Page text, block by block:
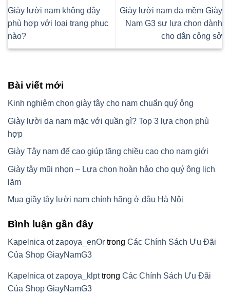
Giày lười nam không dây
phù hợp với loại trang phục
nào?
Giày lười nam da mềm Giày
Nam G3 sự lựa chọn dành
cho dân công sở
Bài viết mới
Kinh nghiệm chọn giày tây cho nam chuẩn quý ông
Giày lười da nam mặc với quần gì? Top 3 lựa chọn phù
hợp
Giày Tây nam đế cao giúp tăng chiều cao cho nam giới
Giày tây mũi nhọn – Lựa chọn hoàn hảo cho quý ông lịch
lãm
Mua giầy tây lười nam chính hãng ở đâu Hà Nội
Bình luận gần đây
Kapelnica ot zapoya_enOr trong Các Chính Sách Ưu Đãi
Của Shop GiayNamG3
Kapelnica ot zapoya_klpttrong Các Chính Sách Ưu Đãi
Của Shop GiayNamG3